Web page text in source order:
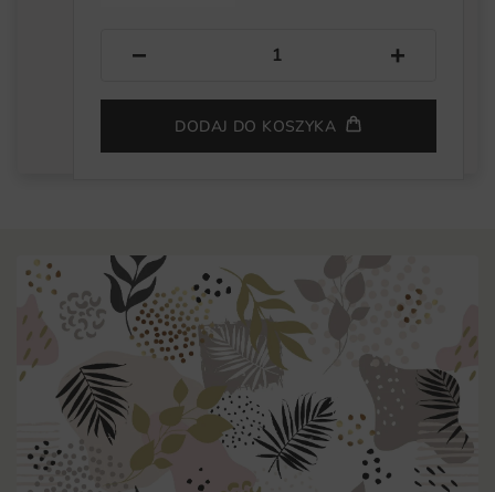
− +
DODAJ DO KOSZYKA